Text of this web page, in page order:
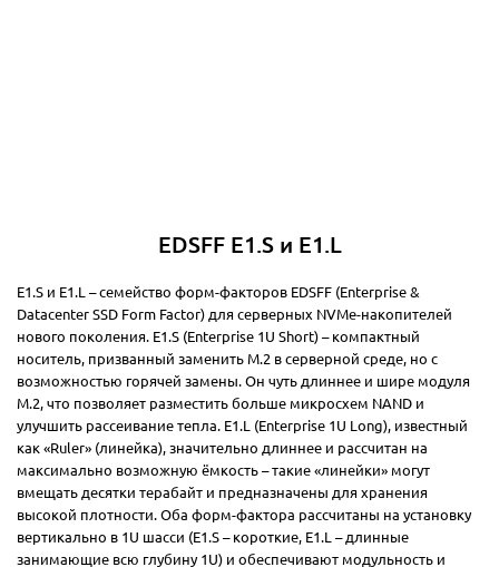
EDSFF E1.S и E1.L
E1.S и E1.L – семейство форм-факторов EDSFF (Enterprise &
Datacenter SSD Form Factor) для серверных NVMe-накопителей
нового поколения. E1.S (Enterprise 1U Short) – компактный
носитель, призванный заменить М.2 в серверной среде, но с
возможностью горячей замены. Он чуть длиннее и шире модуля
M.2, что позволяет разместить больше микросхем NAND и
улучшить рассеивание тепла. E1.L (Enterprise 1U Long), известный
как «Ruler» (линейка), значительно длиннее и рассчитан на
максимально возможную ёмкость – такие «линейки» могут
вмещать десятки терабайт и предназначены для хранения
высокой плотности. Оба форм-фактора рассчитаны на установку
вертикально в 1U шасси (E1.S – короткие, E1.L – длинные
занимающие всю глубину 1U) и обеспечивают модульность и